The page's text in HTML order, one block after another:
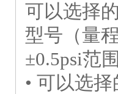
可以选择
型号（量
±0.5psi范
• 可以选